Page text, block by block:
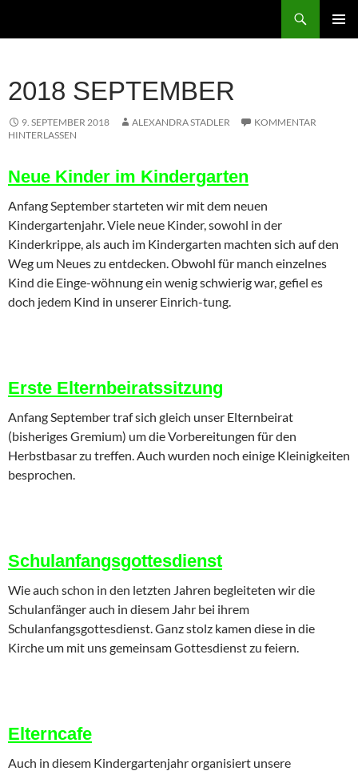
2018 SEPTEMBER
9. SEPTEMBER 2018 ALEXANDRA STADLER
KOMMENTAR
HINTERLASSEN
Neue Kinder im Kindergarten
Anfang September starteten wir mit dem neuen
Kindergartenjahr. Viele neue Kinder, sowohl in der
Kinderkrippe, als auch im Kindergarten machten sich auf den
Weg um Neues zu entdecken. Obwohl für manch einzelnes
Kind die Einge-wöhnung ein wenig schwierig war, gefiel es
doch jedem Kind in unserer Einrich-tung.
Erste Elternbeiratssitzung
Anfang September traf sich gleich unser Elternbeirat
(bisheriges Gremium) um die Vorbereitungen für den
Herbstbasar zu treffen. Auch wurden noch einige Kleinigkeiten
besprochen.
Schulanfangsgottesdienst
Wie auch schon in den letzten Jahren begleiteten wir die
Schulanfänger auch in diesem Jahr bei ihrem
Schulanfangsgottesdienst. Ganz stolz kamen diese in die
Kirche um mit uns gemeinsam Gottesdienst zu feiern.
Elterncafe
Auch in diesem Kindergartenjahr organisiert unsere